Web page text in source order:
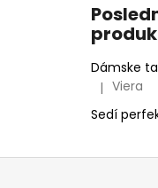
| Viera
Sedí
Z